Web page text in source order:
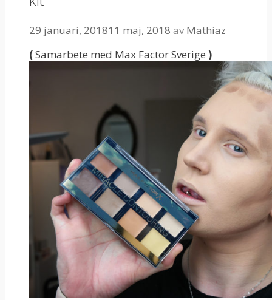
29 januari, 201811 maj, 2018 avMathiaz
(Samarbete med Max Factor Sverige )